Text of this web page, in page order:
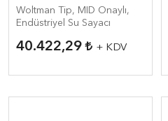
Woltman Tip, MID Onaylı,
Endüstriyel Su Sayacı
40.422,29 + KDV